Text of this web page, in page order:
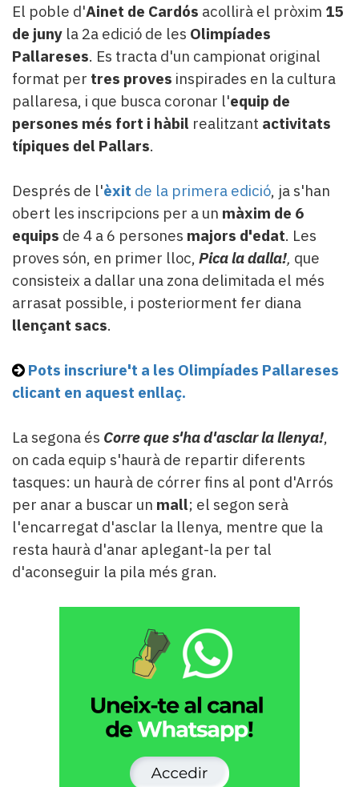
del
Pallars
Contingut
patrocinat
Lo
més
llegit...
Editorial
El poble d'Ainet de Cardós acollirà el pròxim 15
de juny la 2a edició de les Olimpíades
Pallareses. Es tracta d'un campionat original
format per tres proves inspirades en la cultura
pallaresa, i que busca coronar l'equip de
persones més fort i hàbil realitzant activitats
típiques del Pallars.
Després de l'èxit de la primera edició, ja s'han
obert les inscripcions per a un màxim de 6
equips de 4 a 6 persones majors d'edat. Les
proves són, en primer lloc, Pica la dalla!, que
consisteix a dallar una zona delimitada el més
arrasat possible, i posteriorment fer diana
llençant sacs.
Pots inscriure't a les Olimpíades Pallareses
clicant en aquest enllaç.
La segona és Corre que s'ha d'asclar la llenya!,
on cada equip s'haurà de repartir diferents
tasques: un haurà de córrer fins al pont d'Arrós
per anar a buscar un mall; el segon serà
l'encarregat d'asclar la llenya, mentre que la
resta haurà d'anar aplegant-la per tal
d'aconseguir la pila més gran.